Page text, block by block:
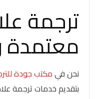
ترجمة
معتمدة
نحن فيمكتب جودة
بتقديم خدمات ترجمة